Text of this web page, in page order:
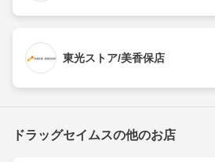
東光ストア/美香保店
ドラッグセイムスの他のお店